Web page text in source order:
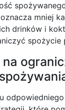
mniej
drinków i
spożycie